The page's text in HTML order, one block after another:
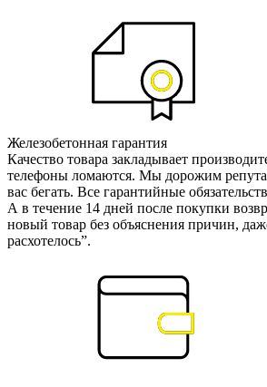
Железобетонная гарантия
Качество товара закладывает
телефоны ломаются. Мы дорожим
вас бегать. Все гарантийные
А в течение 14 дней после покупки
новый товар без объяснения причин,
расхотелось”.